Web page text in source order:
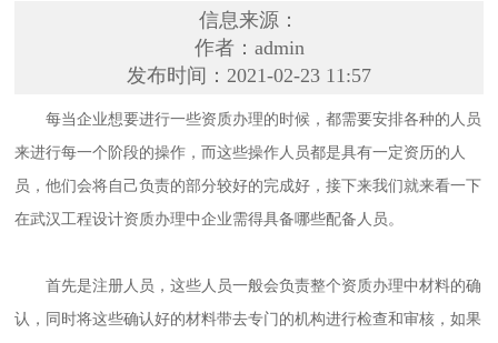
信息来源：
作者：admin
发布时间：2021-02-23 11:57
每当企业想要进行一些资质办理的时候，都需要安排各种的人员
来进行每一个阶段的操作，而这些操作人员都是具有一定资历的人
员，他们会将自己负责的部分较好的完成好，接下来我们就来看一下
在武汉工程设计资质办理中企业需得具备哪些配备人员。
首先是注册人员，这些人员一般会负责整个资质办理中材料的确
认，同时将这些确认好的材料带去专门的机构进行检查和审核，如果